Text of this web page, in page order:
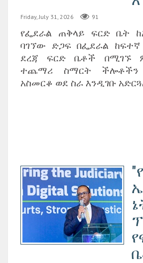
Friday, July 31, 2026 91
የፌደራል ጠቅላይ ፍርድ ቤት
ባገኘው ድጋፍ በፌደራል
ደረጃ ፍርድ ቤቶች በሚገኙ
ተጨማሪ ስማርት ችሎቶችን
አስመርቆ ወደ ስራ እንዲገቡ